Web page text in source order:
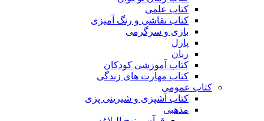
کتاب علمی
کتاب نقاشی و رنگ آمیزی
بازی و سرگرمی
پازل
زبان
کتاب آموزشی کودکان
کتاب مهارت های زندگی
کتاب عمومی
کتاب آشپزی و شیرینی پزی
مذهبی